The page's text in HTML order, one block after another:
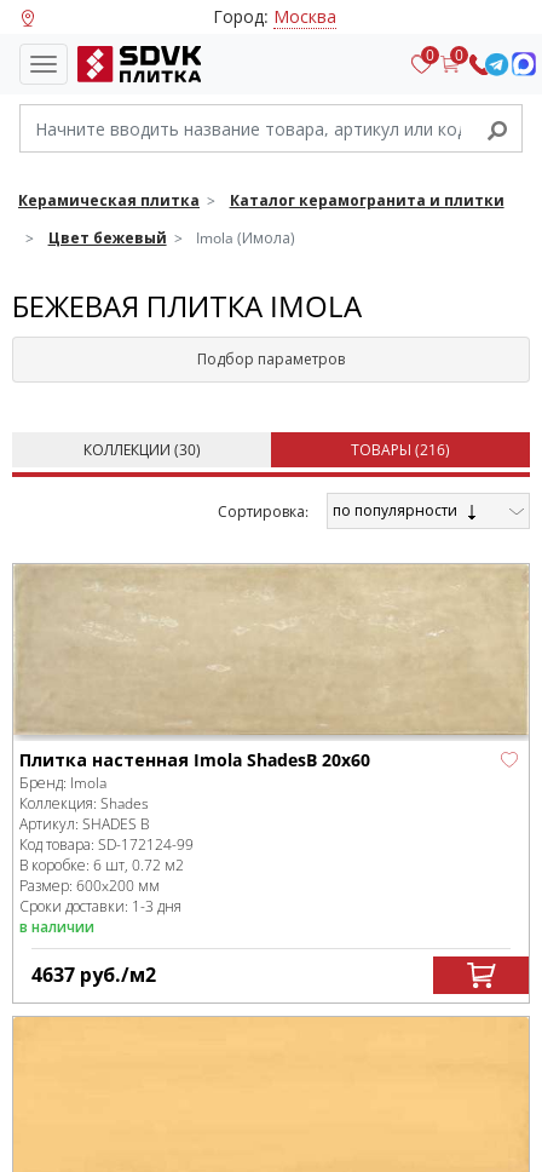
Город: Москва
0 0
Керамическая плитка
Каталог керамогранита и плитки
Цвет бежевый
Imola (Имола)
БЕЖЕВАЯ ПЛИТКА IMOLA
Подбор параметров
КОЛЛЕКЦИИ (30) ТОВАРЫ (216)
Cортировка: по популярности
Плитка настенная Imola ShadesB 20x60
Бренд: Imola
Коллекция: Shades
Артикул: SHADES B
Код товара: SD-172124-99
В коробке: 6 шт, 0.72 м2
Размер: 600x200 мм
Сроки доставки: 1-3 дня
в наличии
4637 руб./м2